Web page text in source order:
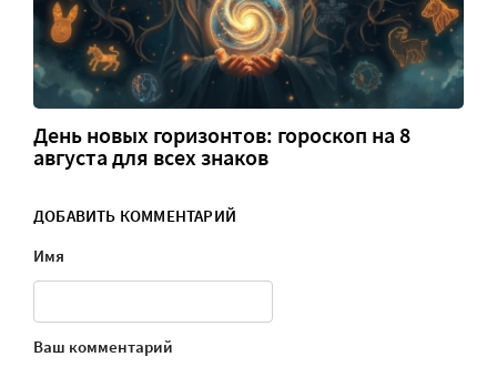
День новых горизонтов: гороскоп на 8
августа для всех знаков
ДОБАВИТЬ КОММЕНТАРИЙ
Имя
Ваш комментарий